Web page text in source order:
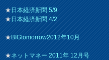
★日本経済新聞 5/9
★日本経済新聞 4/2
★BIGtomorrow2012年10月
★ネットマネー 2011年 12月号